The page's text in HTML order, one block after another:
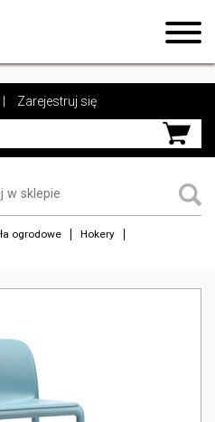
17
Zarejestruj się
ogrodowe
Hokery
17